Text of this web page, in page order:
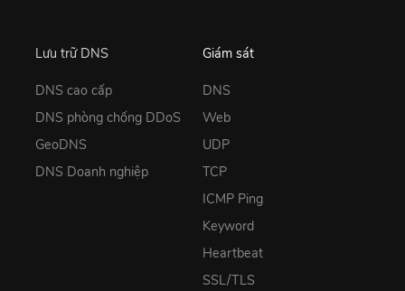
Lưu trữ DNS
DNS cao cấp
DNS phòng chống DDoS
GeoDNS
DNS Doanh nghiệp
Giám sát
DNS
Web
UDP
TCP
ICMP Ping
Keyword
Heartbeat
SSL/TLS